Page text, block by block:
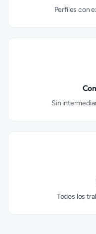
Perfiles con
Sin
Todos los